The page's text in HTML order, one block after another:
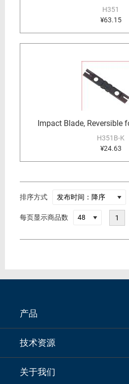
H351
¥63.15
Impact Blade, Reversible
H351B-K
¥24.63
排序方式
每页显示商品数 1
产品
技术资源
关于我们